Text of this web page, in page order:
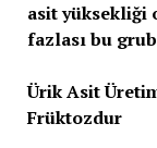
asit yüksekliği
fazlası bu
Ürik Asit
Früktozdur